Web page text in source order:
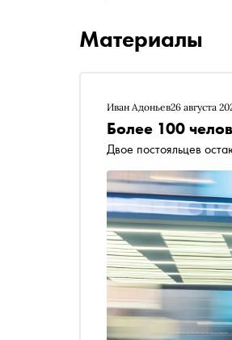
Материалы
Иван Адоньев26 августа
Более 100
Двое постояльцев